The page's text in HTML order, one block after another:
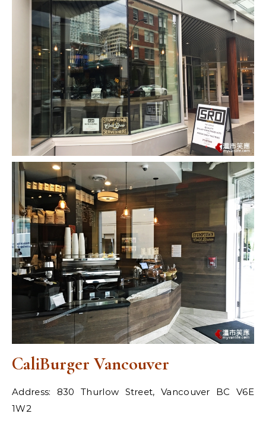
CaliBurger Vancouver
Address: 830 Thurlow Street, Vancouver BC V6E
1W2